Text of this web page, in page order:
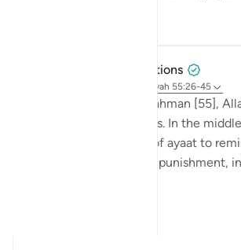
Tulayhah Tafsir Translations
ayah 55:26-45
Throughout surah al-Rahman [55],
number of His blessings. In the
He devotes a number of ayaat to
death, judgement, and punishment,